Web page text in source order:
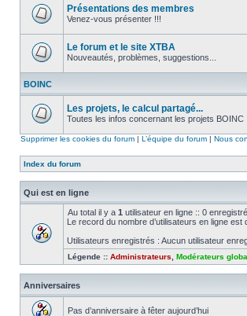
message
non
Présentations des membres
Venez-vous présenter !!!
message
lu
Le forum et le site XTBA
Nouveautés, problèmes, suggestions...
BOINC
message
Les projets, le calcul partagé...
Toutes les infos concernant les projets BOINC
Supprimer les cookies du forum | L’équipe du forum | Nous
Index du forum
Qui est en ligne
Au total il y a 1 utilisateur en ligne :: 0
Le record du nombre d’utilisateurs en ligne est
Utilisateurs enregistrés : Aucun utilisateur
Légende :: Administrateurs Modérateurs
Anniversaires
Pas d’anniversaire à fêter aujourd’hui